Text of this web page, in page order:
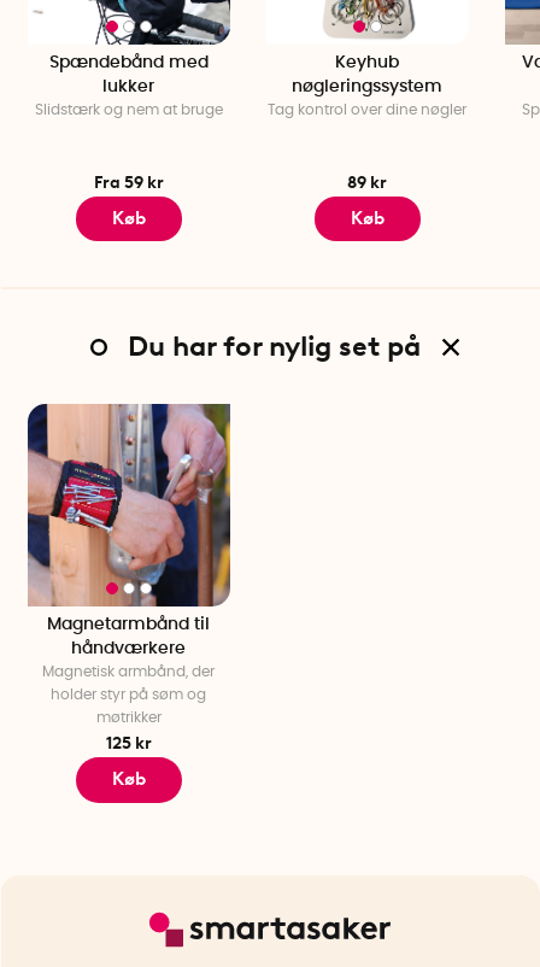
Spændebånd med
lukker
Slidstærk og nem at bruge
Fra 59 kr
Køb
Keyhub
nøgleringssystem
Tag kontrol over dine nøgler
89 kr
Køb
Du har for nylig set på
Magnetarmbånd til
håndværkere
Magnetisk armbånd, der
holder styr på søm og
møtrikker
125 kr
Køb